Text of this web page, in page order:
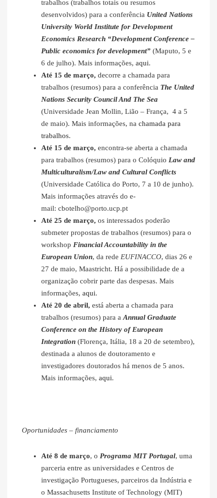
trabalhos (trabalhos totais ou resumos
desenvolvidos) para a conferência United Nations
University World Institute for Development
Economics Research “Development Conference –
Public economics for development” (Maputo, 5 e
6 de julho). Mais informações, aqui.
Até 15 de março, decorre a chamada para
trabalhos (resumos) para a conferência The United
Nations Security Council And The Sea
(Universidade Jean Mollin, Lião – França, 4 a 5
de maio). Mais informações, na chamada para
trabalhos.
Até 15 de março, encontra-se aberta a chamada
para trabalhos (resumos) para o Colóquio Law and
Multiculturalism/Law and Cultural Conflicts
(Universidade Católica do Porto, 7 a 10 de junho).
Mais informações através do e-
mail: cbotelho@porto.ucp.pt
Até 25 de março, os interessados poderão
submeter propostas de trabalhos (resumos) para o
workshop Financial Accountability in the
European Union, da rede EUFINACCO, dias 26 e
27 de maio, Maastricht. Há a possibilidade de a
organização cobrir parte das despesas. Mais
informações, aqui.
Até 20 de abril, está aberta a chamada para
trabalhos (resumos) para aAnnual Graduate
Conference on the History of European
Integration (Florença, Itália, 18 a 20 de setembro),
destinada a alunos de doutoramento e
investigadores doutorados há menos de 5 anos.
Mais informações, aqui.
Oportunidades – financiamento
Até 8 de março, o Programa MIT Portugal, uma
parceria entre as universidades e Centros de
investigação Portugueses, parceiros da Indústria e
o Massachusetts Institute of Technology (MIT)